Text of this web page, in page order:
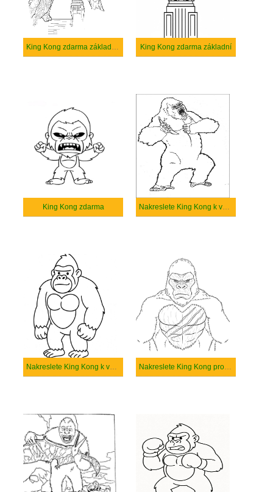
King Kong zdarma základní tisknutelné King Kong zdarma základní
King Kong zdarma Nakreslete King Kong k vytisknutí zdarma
Nakreslete King Kong k vytisknutí Nakreslete King Kong pro děti